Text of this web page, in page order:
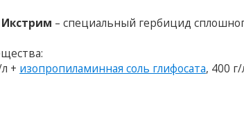
– специальный гербицид
+ изопропиламинная соль глифосата, 400